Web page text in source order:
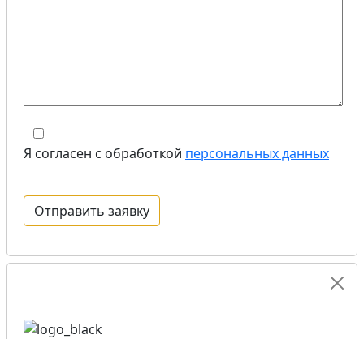
Я согласен с обработкой персональных данных